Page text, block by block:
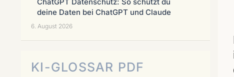
deine Daten bei ChatGPT und Claude
6. August 2026
KI-GLOSSAR PDF